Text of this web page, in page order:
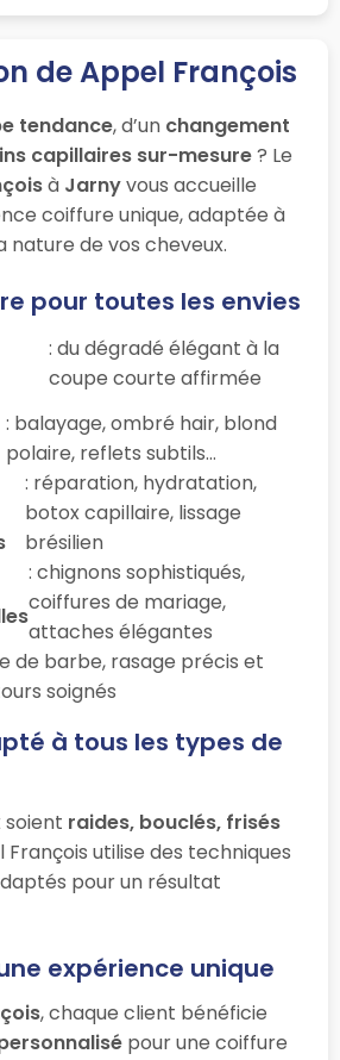
de Appel François
tendance, d’un changement
capillaires sur-mesure? Le
à Jarnyvous accueille
coiffure unique, adaptée à
de vos cheveux.
pour toutes les envies
: du dégradé élégant à la
coupe courte affirmée
: balayage, ombré hair, blond
polaire, reflets subtils…
: réparation, hydratation,
botox capillaire, lissage
brésilien
: chignons sophistiqués,
coiffures de mariage,
attaches élégantes
de barbe, rasage précis et
soignés
à tous les types de
soient raides, bouclés, frisés
François utilise des techniques
pour un résultat
expérience unique
, chaque client bénéficie
pour une coiffure